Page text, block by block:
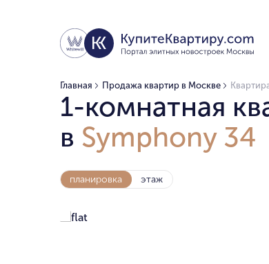
Главная Продажа квартир в Москве
1-комнатная
в Symphony 34
планировка этаж